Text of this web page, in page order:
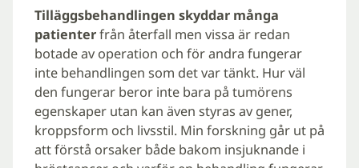
Tilläggsbehandlingen skyddar många
patienterfrån återfall men vissa är redan
botade av operation och för andra fungerar
inte behandlingen som det var tänkt. Hur väl
den fungerar beror inte bara på tumörens
egenskaper utan kan även styras av gener,
kroppsform och livsstil. Min forskning går ut på
att förstå orsaker både bakom insjuknande i